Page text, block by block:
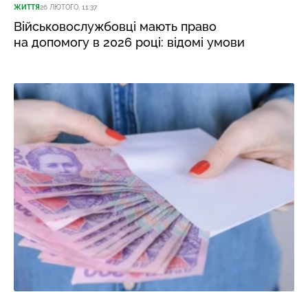
ЖИТТЯ26 ЛЮТОГО, 11:37
Військовослужбовці мають право
на допомогу в 2026 році: відомі умови